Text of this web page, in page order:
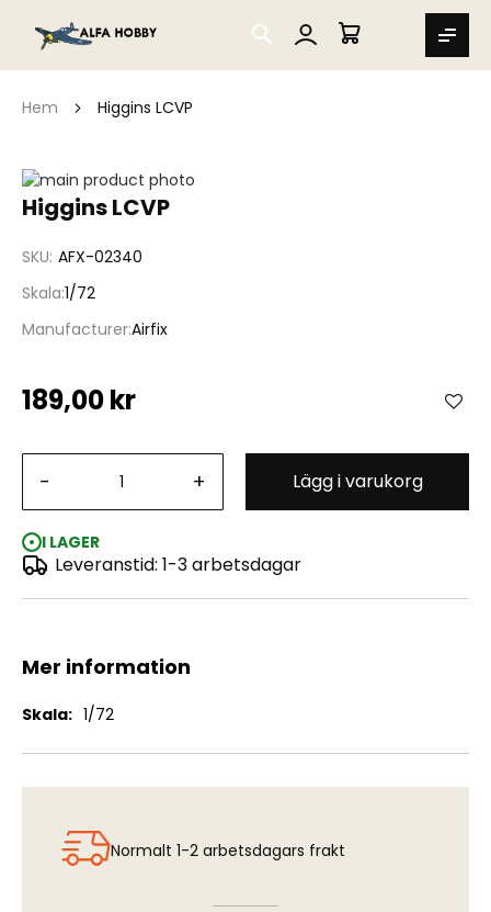
SEARCH
MIN VARUKORG
Hem Higgins LCVP
Higgins LCVP
SKU AFX-02340
Skala 1/72
ManufacturerAirfix
189,00 kr
- + Lägg i varukorg
I LAGER
Leveranstid: 1-3 arbetsdagar
Hoppa
till
slutet
bildgalleriet
Hoppa
av
bildgalleriet
Mer information
Mer
1/72
Normalt 1-2 arbetsdagars frakt